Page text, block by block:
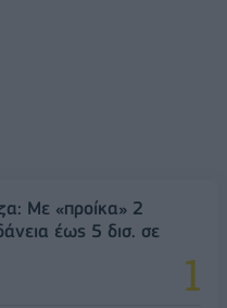
Με «προίκα» 2
έως 5 δισ. σε